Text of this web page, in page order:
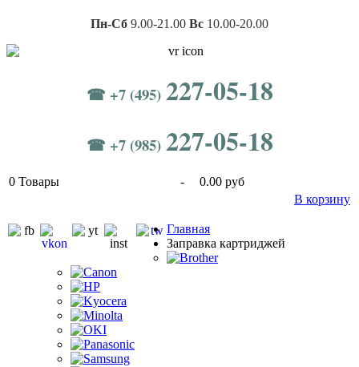
Пн-Сб 9.00-21.00 Вс 10.00-20.00
☎ +7 (495) 227-05-18
☎ +7 (985) 227-05-18
0 Товары -
0.00 руб
В корзину
Главная
Заправка картриджей